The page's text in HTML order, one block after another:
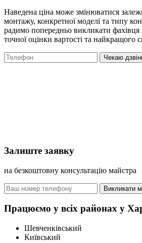
Наведена ціна може змінюватися
монтажу, конкретної моделі та типу
радимо попередньо викликати фахівця
точної оцінки вартості та найкращого
Чекаю
Залиште заявку
на безкоштовну консультацію майстра
Викликати
Працюємо у всіх районах у
Шевченківський
Київський